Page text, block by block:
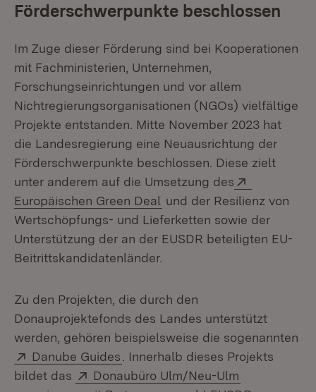
Förderschwerpunkte beschlossen
Im Zuge dieser Förderung sind bei Kooperationen
mit Fachministerien, Unternehmen,
Forschungseinrichtungen und vor allem
Nichtregierungsorganisationen (NGOs) vielfältige
Projekte entstanden. Mitte November 2023 hat
die Landesregierung eine Neuausrichtung der
Förderschwerpunkte beschlossen. Diese zielt
unter anderem auf die Umsetzung des
Europäischen Green Deal (Öffnet in neuem Fenster)
und der Resilienz von
Wertschöpfungs- und Lieferketten sowie der
Unterstützung der an der EUSDR beteiligten EU-
Beitrittskandidatenländer.
Zu den Projekten, die durch den
Donauprojektefonds des Landes unterstützt
werden, gehören beispielsweise die sogenannten
Extern:
Danube Guides (Öffnet in neuem Fenster)
. Innerhalb dieses Projekts
bildet das
Extern:
Donaubüro Ulm/Neu-Ulm